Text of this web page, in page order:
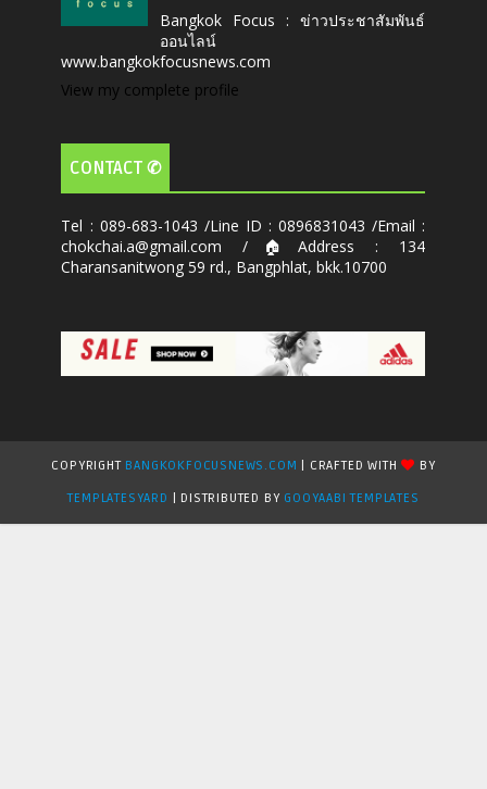
Bangkok Focus : ข่าวประชาสัมพันธ์
ออนไลน์
www.bangkokfocusnews.com
View my complete profile
CONTACT ✆
Tel : 089-683-1043 /Line ID : 0896831043 /Email :
chokchai.a@gmail.com /🏠Address : 134
Charansanitwong 59 rd., Bangphlat, bkk.10700
COPYRIGHT BANGKOKFOCUSNEWS.COM | CRAFTED WITH
BY
TEMPLATESYARD
| DISTRIBUTED BY GOOYAABI TEMPLATES